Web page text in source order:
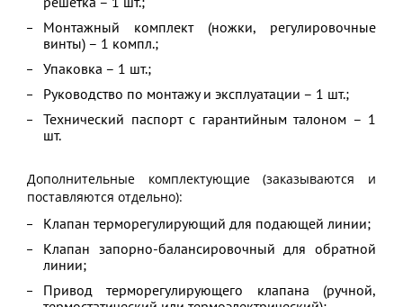
Монтажный комплект (ножки, регулировочные
винты) – 1 компл.;
Упаковка – 1 шт.;
Руководство по монтажу и эксплуатации – 1 шт.;
Технический паспорт с гарантийным талоном – 1
шт.
Дополнительные комплектующие (заказываются и
поставляются отдельно):
Клапан терморегулирующий для подающей линии;
Клапан запорно-балансировочный для обратной
линии;
Привод терморегулирующего клапана (ручной,